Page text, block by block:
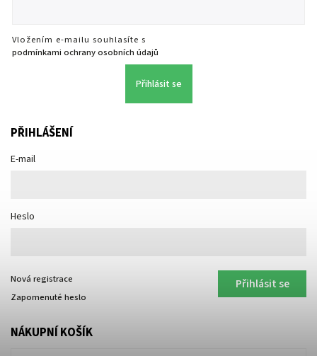
Vložením e-mailu souhlasíte s
podmínkami ochrany osobních údajů
Přihlásit se
PŘIHLÁŠENÍ
E-mail
Heslo
Přihlásit se
Nová registrace
Zapomenuté heslo
NÁKUPNÍ KOŠÍK